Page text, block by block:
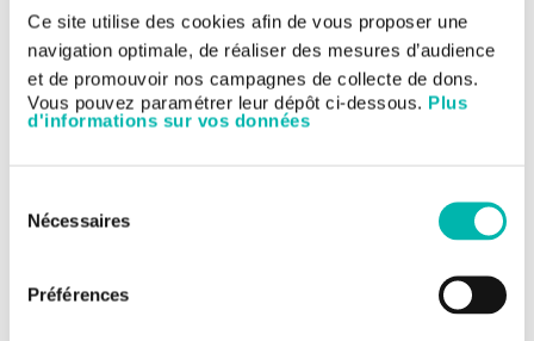
Ce site utilise des cookies afin de vous proposer une
navigation optimale, de réaliser des mesures d’audience
et de promouvoir nos campagnes de collecte de dons.
Vous pouvez paramétrer leur dépôt ci-dessous. Plus
d'informations sur vos données
Nécessaires
Préférences
A L’OCCASION D’UN DÉFI SPORTIF
A L’OCCASION D’UN ANNIVERSAIRE